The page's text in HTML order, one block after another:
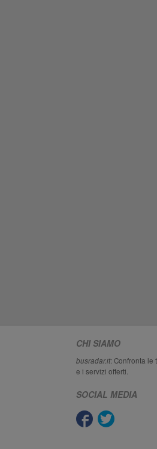
CHI SIAMO
busradar.it: Confronta le
e i servizi offerti.
SOCIAL MEDIA